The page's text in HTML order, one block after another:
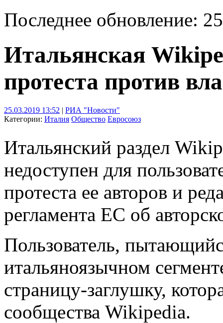
Последнее обновление:
Итальянская
протеста против
25.03.2019 13:52 | РИА "Новости"
Категории: Италия Общество Евросоюз
Итальянский раздел
недоступен для
протеста ее авторов и
регламента ЕС об
Пользователь,
итальяноязычном
страницу-заглушку,
сообщества Wikipedia.